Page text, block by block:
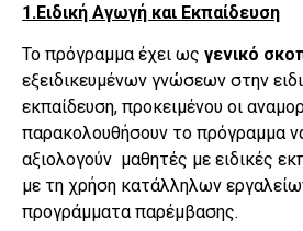
1.Ειδική Αγωγή και Εκπαίδευση
Το πρόγραμμα έχει ως γενικό
εξειδικευμένων γνώσεων στην
εκπαίδευση, προκειμένου οι
παρακολουθήσουν το πρόγραμμα
αξιολογούν μαθητές με ειδικές
με τη χρήση κατάλληλων
προγράμματα παρέμβασης.